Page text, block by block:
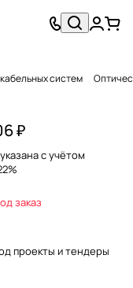
систем
₽
с учётом
заказ
проекты и тендеры